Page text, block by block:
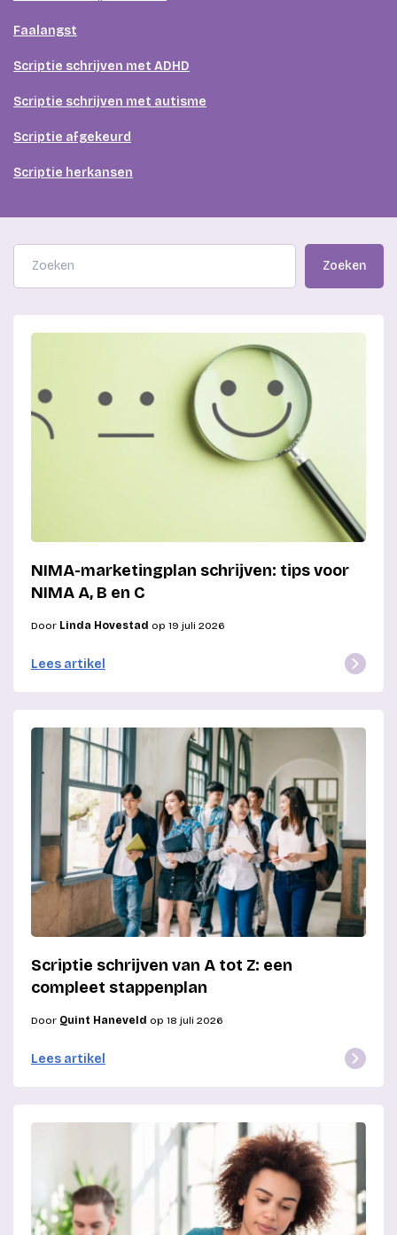
Faalangst
Scriptie schrijven met ADHD
Scriptie schrijven met autisme
Scriptie afgekeurd
Scriptie herkansen
Zoeken
NIMA-marketingplan schrijven: tips voor
NIMA A, B en C
Door Linda Hovestad op 19 juli 2026
Lees artikel
Scriptie schrijven van A tot Z: een
compleet stappenplan
Door Quint Haneveld op 18 juli 2026
Lees artikel